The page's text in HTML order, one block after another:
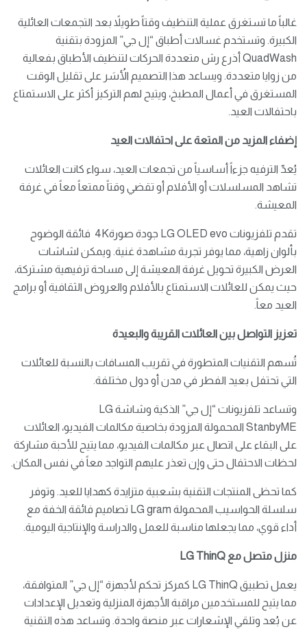
غالباً ما تستغرق عملية التنظيف وقتاً طويلاً بعد التجمعات العائلية
الكبيرة. وتستخدم غسالات أطباق “إل جي” المزودة بتقنية
QuadWash أذرع رش متعددة الحركات لتنظيف الأطباق بفعالية
من زوايا متعددة. ويساعد هذا التصميم الأُسَر على تقليل الوقت
المستغرق في أعمال المطبخ، ويتيح لهم التركيز أكثر على الاستمتاع
باحتفالات العيد.
إضفاء المزيد من المتعة على احتفالات العيد
يُعدّ الترفيه جزءاً أساسياً من تجمعات العيد، سواء كانت العائلات
تشاهد المسلسلات أو الأفلام أو تقضي وقتاً ممتعاً معاً في غرفة
المعيشة.
تقدم تلفزيونات LG OLED evo جودة صورة4K فائقة الوضوح
بألوان زاهية، مما يوفر تجربة مشاهدة غنية. ويمكن لشاشات
العرض الكبيرة تحويل غرفة المعيشة إلى مساحة ترفيهية مشتركة،
حيث يمكن للعائلات الاستمتاع بالأفلام والعروض الثقافية أو برامج
العيد معاً.
تعزيز التواصل بين العائلات القريبة والبعيدة
تُسهم التقنيات المتطورة في تقريب المسافات بالنسبة للعائلات
التي تحتفل بعيد الفطر في مدن أو دول مختلفة.
وتساعد تلفزيونات “إل جي” الذكية وشاشة LG
StanbyME المحمولة المزودة بخاصية مكالمات الفيديو، العائلات
على البقاء على اتصال عبر مكالمات الفيديو، مما يتيح للأحبة مشاركة
لحظات الاحتفال حتى وإن تعذر عليهم التواجد معاً في نفس المكان.
كما تحظى المنتجات التقنية بشعبية متزايدة كهدايا للعيد. وتوفر
سلسلة الحواسيب المحمولة LG gram تصاميم فائقة الخفة مع
أداء قوي، مما يجعلها مناسبة للعمل والدراسة والإنتاجية اليومية.
منزل متصل مع LG ThinQ
يعمل تطبيق LG ThinQ كمركز تحكم لأجهزة “إل جي” المتوافقة،
مما يتيح للمستخدمين مراقبة الأجهزة المنزلية وتعديل الإعدادات
عن بُعد وتلقي الإشعارات عبر منصة واحدة. وتساعد هذه التقنية